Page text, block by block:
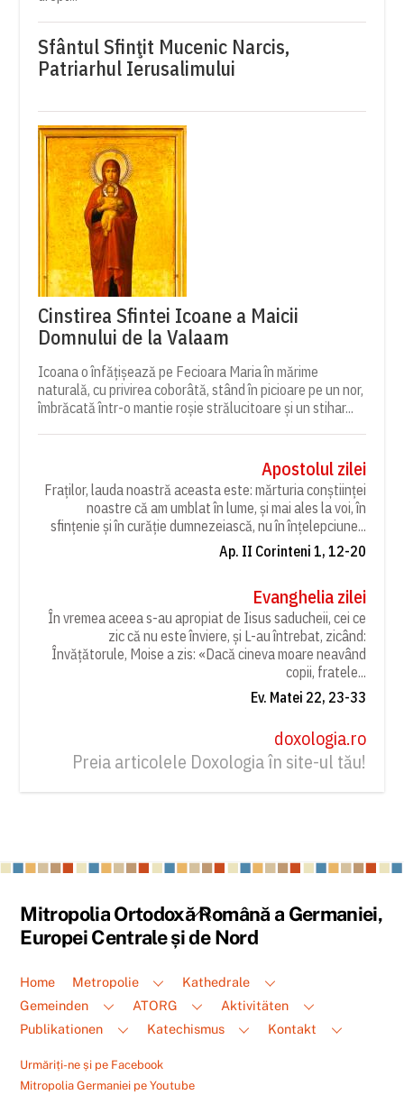
Sfântul Sfinţit Mucenic Narcis,
Patriarhul Ierusalimului
Cinstirea Sfintei Icoane a Maicii
Domnului de la Valaam
Icoana o înfățișează pe Fecioara Maria în mărime
naturală, cu privirea coborâtă, stând în picioare pe un nor,
îmbrăcată într-o mantie roșie strălucitoare și un stihar...
Apostolul zilei
Fraților, lauda noastră aceasta este: mărturia conștiinței
noastre că am umblat în lume, și mai ales la voi, în
sfințenie și în curăție dumnezeiască, nu în înțelepciune...
Ap. II Corinteni 1, 12-20
Evanghelia zilei
În vremea aceea s-au apropiat de Iisus saducheii, cei ce
zic că nu este înviere, și L-au întrebat, zicând:
Învățătorule, Moise a zis: «Dacă cineva moare neavând
copii, fratele...
Ev. Matei 22, 23-33
doxologia.ro
Preia articolele Doxologia în site-ul tău!
Back
To
Mitropolia Ortodoxă Română a Germaniei,
Europei Centrale și de Nord
Home Metropolie
Kathedrale
Gemeinden
ATORG
Aktivitäten
Publikationen
Katechismus Kontakt
Urmăriți-ne și pe Facebook
Mitropolia Germaniei pe Youtube